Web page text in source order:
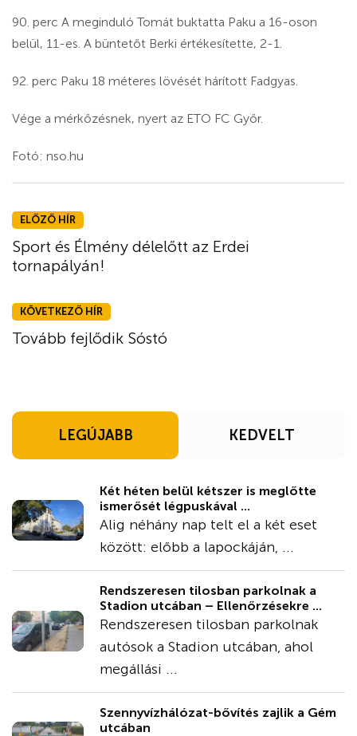
90. perc A meginduló Tomát buktatta Paku a 16-oson
belül, 11-es. A büntetőt Berki értékesítette, 2-1.
92. perc Paku 18 méteres lövését hárított Fadgyas.
Vége a mérkőzésnek, nyert az ETO FC Győr.
Fotó: nso.hu
ELŐZŐ HÍR
Sport és Élmény délelőtt az Erdei
tornapályán!
KÖVETKEZŐ HÍR
Tovább fejlődik Sóstó
LEGÚJABB KEDVELT
Két héten belül kétszer is meglőtte
ismerősét légpuskával ...
Alig néhány nap telt el a két eset
között: előbb a lapockáján, ...
Rendszeresen tilosban parkolnak a
Stadion utcában – Ellenőrzésekre ...
Rendszeresen tilosban parkolnak
autósok a Stadion utcában, ahol
megállási ...
Szennyvízhálózat-bővítés zajlik a Gém
utcában